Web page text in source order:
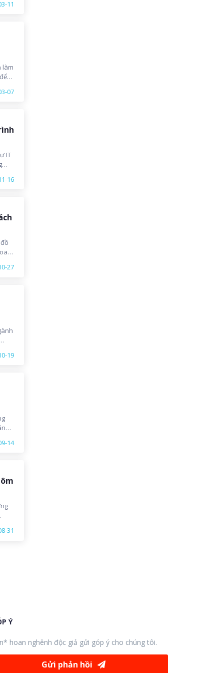
11
làm
07
IT
16
27
19
14
31
Ý
hoan nghênh độc giả gửi góp ý cho chúng tôi.
Gửi phản hồi